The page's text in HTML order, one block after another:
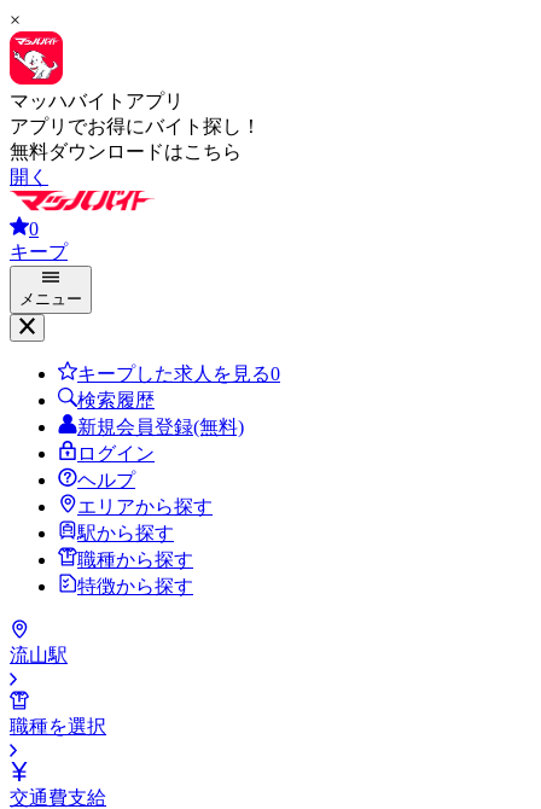
×
マッハバイトアプリ
アプリでお得にバイト探し！
無料ダウンロードはこちら
開く
0
キープ
メニュー
キープした求人を見る0
検索履歴
新規会員登録(無料)
ログイン
ヘルプ
エリアから探す
駅から探す
職種から探す
特徴から探す
流山駅
職種を選択
交通費支給